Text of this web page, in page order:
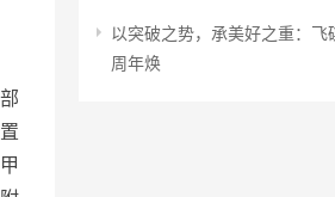
以突破之势，承美好之重：飞
周年焕